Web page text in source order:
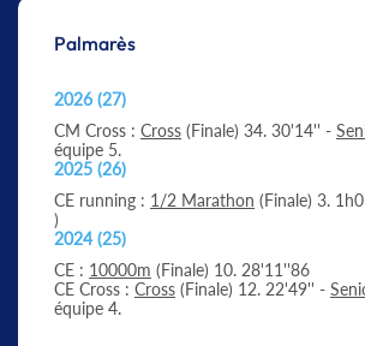
Palmarès
2026 (27)
CM Cross : Cross (Finale) 34. 30'14'' -
équipe 5.
2025 (26)
CE running : 1/2 Marathon (Finale) 3.
)
2024 (25)
CE : 10000m (Finale) 10. 28'11''86
CE Cross : Cross (Finale) 12. 22'49'' -
équipe 4.